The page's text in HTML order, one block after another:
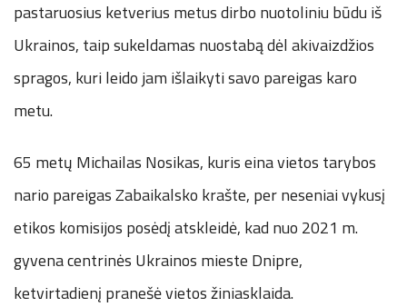
pastaruosius ketverius metus dirbo nuotoliniu būdu iš
Ukrainos, taip sukeldamas nuostabą dėl akivaizdžios
spragos, kuri leido jam išlaikyti savo pareigas karo
metu.
65 metų Michailas Nosikas, kuris eina vietos tarybos
nario pareigas Zabaikalsko krašte, per neseniai vykusį
etikos komisijos posėdį atskleidė, kad nuo 2021 m.
gyvena centrinės Ukrainos mieste Dnipre,
ketvirtadienį pranešė vietos žiniasklaida.